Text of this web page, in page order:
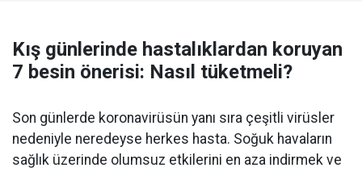
Kış günlerinde hastalıklardan koruyan
7 besin önerisi: Nasıl tüketmeli?
Son günlerde koronavirüsün yanı sıra çeşitli virüsler
nedeniyle neredeyse herkes hasta. Soğuk havaların
sağlık üzerinde olumsuz etkilerini en aza indirmek ve